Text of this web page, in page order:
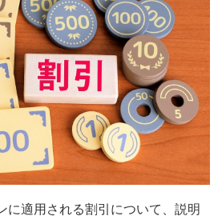
に適用される割引について、説明